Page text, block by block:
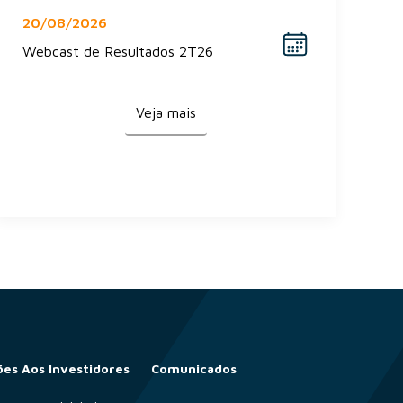
20/08/2026
Webcast de Resultados 2T26
Veja mais
Aos Investidores Comunicados